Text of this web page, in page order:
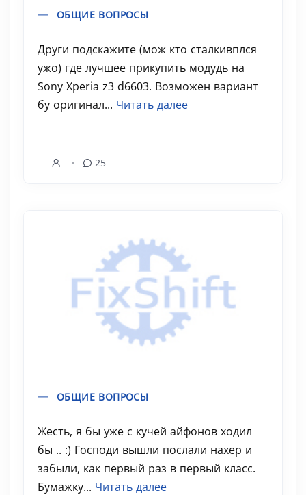
ОБЩИЕ ВОПРОСЫ
Други подскажите (мож кто сталкивплся
ужо) где лучшее прикупить модудь на
Sony Xperia z3 d6603. Возможен вариант
бу оригинал... Читать далее
25
ОБЩИЕ ВОПРОСЫ
Жесть, я бы уже с кучей айфонов ходил
бы .. :) Господи вышли послали нахер и
забыли, как первый раз в первый класс.
Бумажку... Читать далее